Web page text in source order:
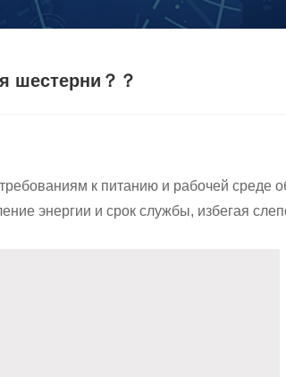
шестерни？？
требованиям к питанию и рабочей среде
энергии и срок службы, избегая